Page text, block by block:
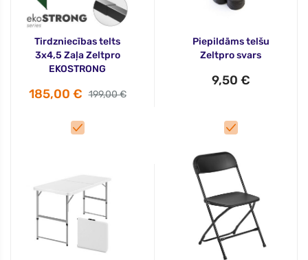
Tirdzniecības telts
3x4,5 Zaļa Zeltpro
EKOSTRONG
185,00 € 199,00 €
Piepildāms telšu
Zeltpro svars
9,50 €